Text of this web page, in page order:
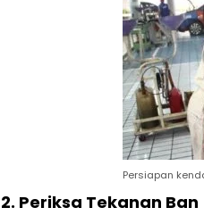
Persiapan
2. Periksa Tekanan Ban